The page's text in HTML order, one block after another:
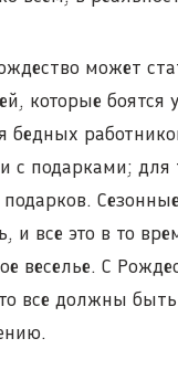
может
которые
бедных
с подарками; для
и все это в то
веселье. С
все должны